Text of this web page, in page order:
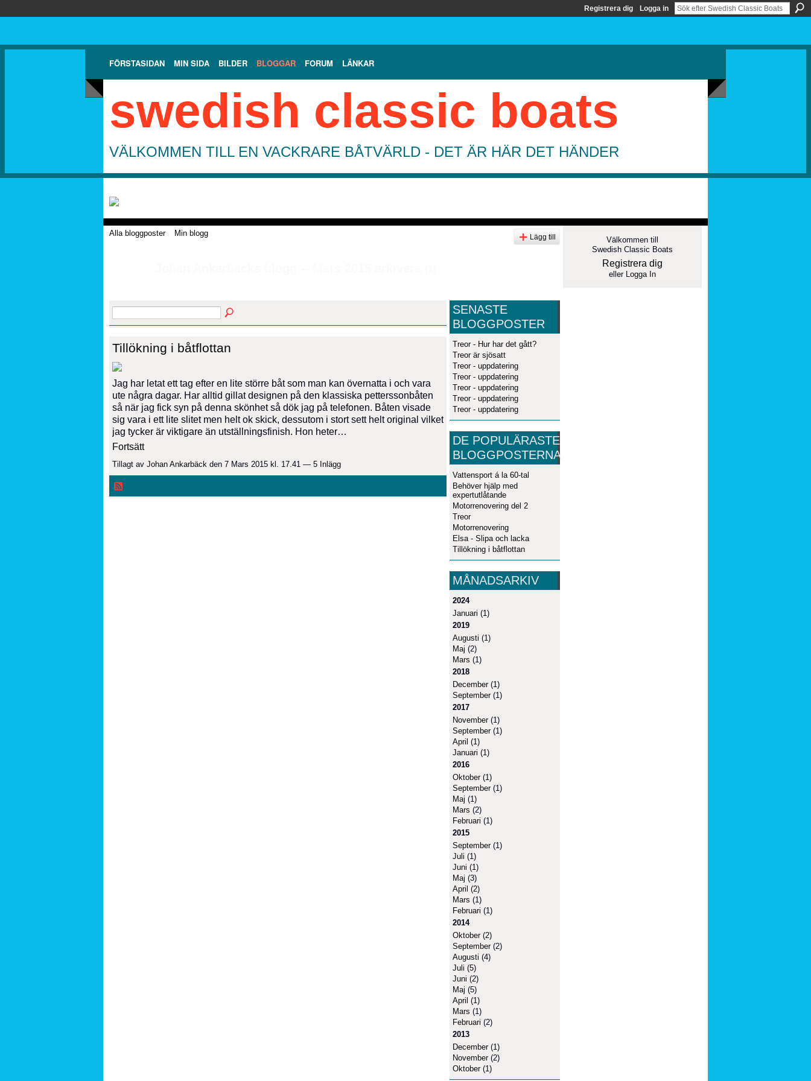
Registrera dig Logga in
FÖRSTASIDAN MIN SIDA BILDER BLOGGAR FORUM LÄNKAR
swedish classic boats
VÄLKOMMEN TILL EN VACKRARE BÅTVÄRLD - DET ÄR HÄR DET HÄNDER
Alla bloggposter Min blogg Lägg till
Tillökning i båtflottan
Jag har letat ett tag efter en lite större båt som man kan övernatta i och vara
ute några dagar. Har alltid gillat designen på den klassiska petterssonbåten
så när jag fick syn på denna skönhet så dök jag på telefonen. Båten visade
sig vara i ett lite slitet men helt ok skick, dessutom i stort sett helt original vilket
jag tycker är viktigare än utställningsfinish. Hon heter…
Fortsätt
Tillagt av Johan Ankarbäck den 7 Mars 2015 kl. 17.41 — 5 Inlägg
SENASTE
BLOGGPOSTER
Treor - Hur har det gått?
Treor är sjösatt
Treor - uppdatering
Treor - uppdatering
Treor - uppdatering
Treor - uppdatering
Treor - uppdatering
DE POPULÄRASTE
BLOGGPOSTERNA
Vattensport á la 60-tal
Behöver hjälp med
expertutlåtande
Motorrenovering del 2
Treor
Motorrenovering
Elsa - Slipa och lacka
Tillökning i båtflottan
MÅNADSARKIV
2024
Januari (1)
2019
Augusti (1)
Maj (2)
Mars (1)
2018
December(1)
September(1)
2017
November(1)
September(1)
April (1)
Januari (1)
2016
Oktober(1)
September(1)
Maj (1)
Mars (2)
Februari (1)
2015
September(1)
Juli (1)
Juni (1)
Maj (3)
April (2)
Mars (1)
Februari (1)
2014
Oktober(2)
September(2)
Augusti (4)
Juli (5)
Juni (2)
Maj (5)
April (1)
Mars (1)
Februari (2)
2013
December(1)
November(2)
Oktober(1)
Välkommen till
Swedish Classic Boats
Registrera dig
eller Logga In